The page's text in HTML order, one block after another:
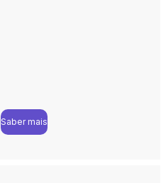
Saber mais